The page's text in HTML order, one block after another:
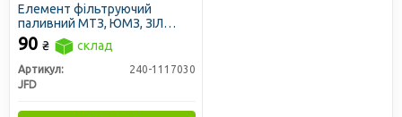
Елемент фільтруючий
паливний МТЗ, ЮМЗ, ЗІЛ
5301, Т40 тонкого очищення з
ущільн. кільцем (JFD)
90 ₴ склад
Артикул:
240-1117030
JFD